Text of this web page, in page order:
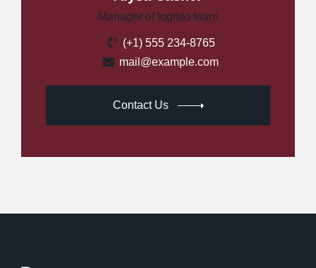
Manager of logisto team
(+1) 555 234-8765
mail@example.com
Contact Us